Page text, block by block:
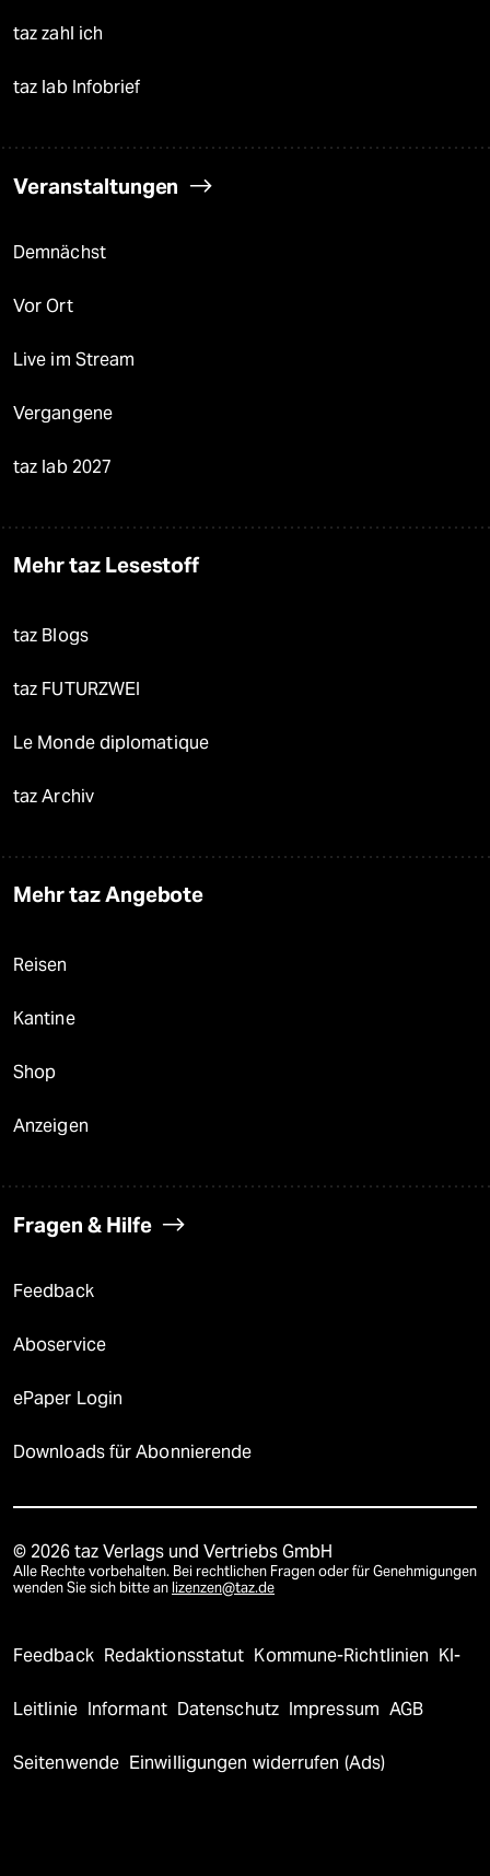
taz zahl ich
taz lab Infobrief
Veranstaltungen
Demnächst
Vor Ort
Live im Stream
Vergangene
taz lab 2027
Mehr taz Lesestoff
taz Blogs
taz FUTURZWEI
Le Monde diplomatique
taz Archiv
Mehr taz Angebote
Reisen
Kantine
Shop
Anzeigen
Fragen & Hilfe
Feedback
Aboservice
ePaper Login
Downloads für Abonnierende
© 2026 taz Verlags und Vertriebs GmbH
Alle Rechte vorbehalten. Bei rechtlichen Fragen oder für Genehmigungen
wenden Sie sich bitte an lizenzen@taz.de
Feedback Redaktionsstatut Kommune-Richtlinien KI-
Leitlinie Informant Datenschutz Impressum AGB
Seitenwende Einwilligungen widerrufen (Ads)